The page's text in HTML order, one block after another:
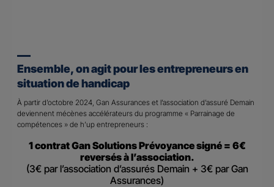
Ensemble, on agit pour les entrepreneurs en
situation de handicap
À partir d’octobre 2024, Gan Assurances et l’association d’assuré Demain
deviennent mécènes accélérateurs du programme « Parrainage de
compétences » de h’up entrepreneurs :
1 contrat Gan Solutions Prévoyance signé = 6€
reversés à l’association.
(3€ par l’association d’assurés Demain + 3€ par Gan
Assurances)